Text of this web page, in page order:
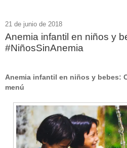
RSS - Entradas
ADMINISTRAR
21 de junio de 2018
Anemia infantil en niños y
#NiñosSinAnemia
Anemia infantil en niños y bebes:
menú